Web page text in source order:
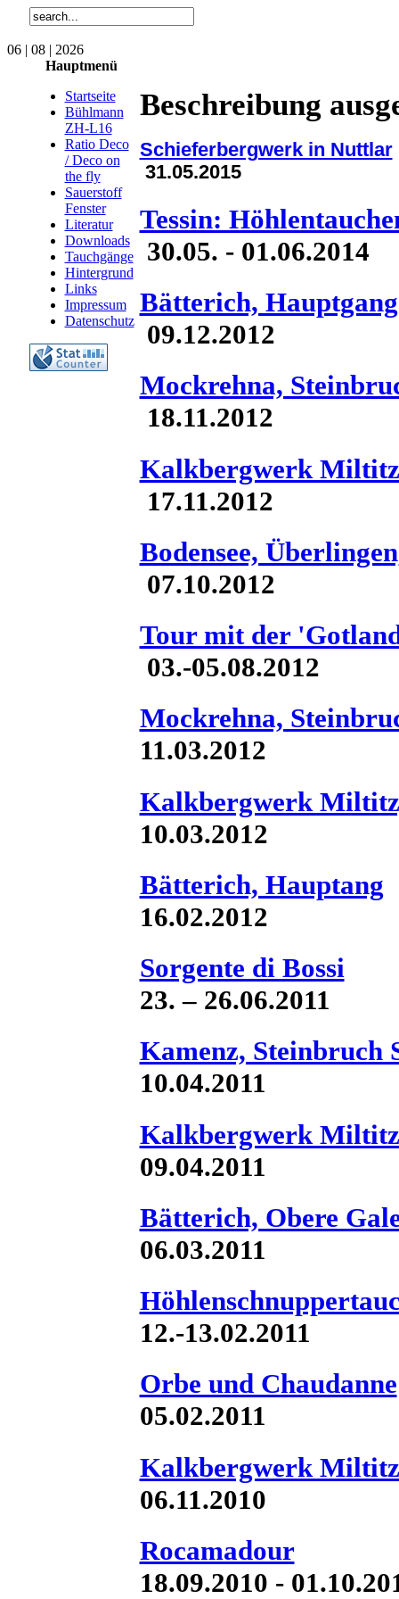
06 | 08 | 2026
Hauptmenü
Startseite
Bühlmann
ZH-L16
Ratio Deco
/ Deco on
the fly
Sauerstoff
Fenster
Literatur
Downloads
Tauchgänge
Hintergrund
Links
Impressum
Datenschutz
Beschreibung
Schieferbergwerk in Nuttlar
31.05.2015
Tessin:
30.05. - 01.06.2014
Bätterich, Hauptgang
09.12.2012
Mockrehna,
18.11.2012
Kalkbergwerk Miltitz
17.11.2012
Bodensee,
07.10.2012
Tour mit der
03.-05.08.2012
Mockrehna,
11.03.2012
Kalkbergwerk
10.03.2012
Bätterich, Hauptang
16.02.2012
Sorgente di Bossi
23. – 26.06.2011
Kamenz, Steinbruch
10.04.2011
Kalkbergwerk Miltitz
09.04.2011
Bätterich, Obere
06.03.2011
12.-13.02.2011
Orbe und Chaudanne
05.02.2011
Kalkbergwerk Miltitz
06.11.2010
Rocamadour
18.09.2010 -